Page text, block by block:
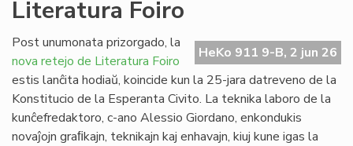
la
Literatura Foiro
HeKo 911 9-B, 2 jun 26
Post unumonata prizorgado, la
nova retejo de Literatura Foiro
estis lanĉita hodiaŭ, koincide kun la 25-jara datreveno de la
Konstitucio de la Esperanta Civito. La teknika laboro de la
kunĉefredaktoro, c-ano Alessio Giordano, enkondukis
novaĵojn graﬁkajn, teknikajn kaj enhavajn, kiuj kune igas la